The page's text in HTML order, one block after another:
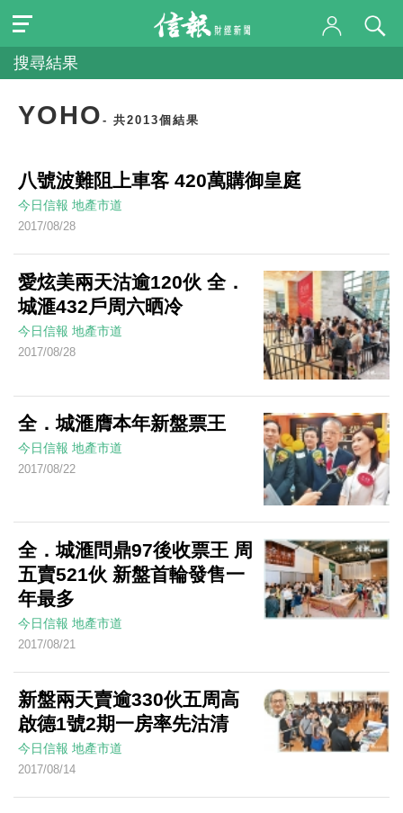
搜尋結果
YOHO - 共2013個結果
八號波難阻上車客 420萬購御皇庭
今日信報 地產市道
2017/08/28
愛炫美兩天沽逾120伙 全．
城滙432戶周六晒冷
今日信報 地產市道
2017/08/28
全．城滙膺本年新盤票王
今日信報 地產市道
2017/08/22
全．城滙問鼎97後收票王 周
五賣521伙 新盤首輪發售一
年最多
今日信報 地產市道
2017/08/21
新盤兩天賣逾330伙五周高
啟德1號2期一房率先沽清
今日信報 地產市道
2017/08/14